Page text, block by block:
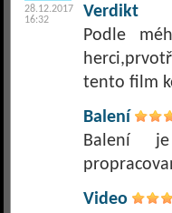
28.12.2017
16:32
Verdikt
Podle
tento film
Balení
Balení
Video